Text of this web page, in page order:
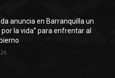
anuncia en Barranquilla un
la vida” para enfrentar al